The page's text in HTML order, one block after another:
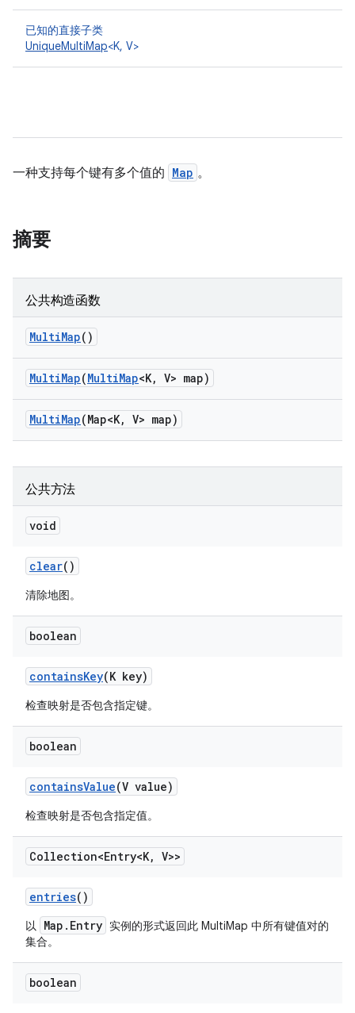
已知的直接子类
UniqueMultiMap<K, V>
一种支持每个键有多个值的 Map 。
摘要
公共构造函数
MultiMap()
MultiMap(MultiMap<K, V> map)
MultiMap(Map<K, V> map)
公共方法
void
clear()
清除地图。
boolean
containsKey(K key)
检查映射是否包含指定键。
boolean
containsValue(V value)
检查映射是否包含指定值。
Collection<Entry<K, V>>
entries()
以 Map.Entry 实例的形式返回此 MultiMap 中所有键值对的
集合。
boolean